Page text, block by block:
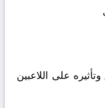
على اللاعبين